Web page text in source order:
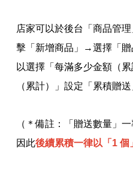
店家可以於後台「商品管
擊「新增商品」→選擇「
以選擇「每滿多少金額（
（累計）」設定「累積贈送
（＊備註：「贈送數量」
因此後續累積一律以「1 個